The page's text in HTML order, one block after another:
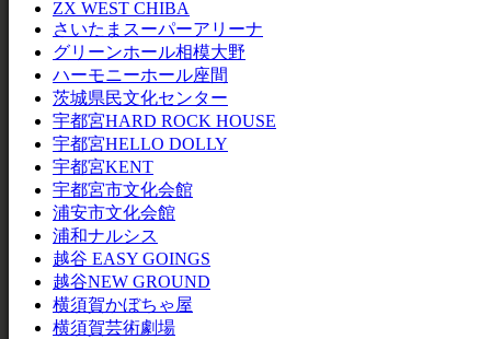
ZX WEST CHIBA
さいたまスーパーアリーナ
グリーンホール相模大野
ハーモニーホール座間
茨城県民文化センター
宇都宮HARD ROCK HOUSE
宇都宮HELLO DOLLY
宇都宮KENT
宇都宮市文化会館
浦安市文化会館
浦和ナルシス
越谷 EASY GOINGS
越谷NEW GROUND
横須賀かぼちゃ屋
横須賀芸術劇場